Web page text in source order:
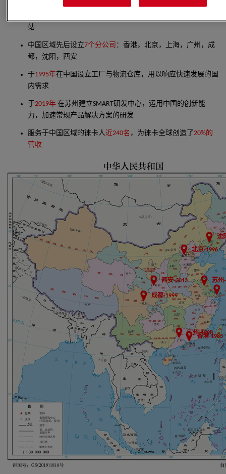
站
中国区域先后设立7个分公司 ：香港，北京，上海，广州，成
都，沈阳，西安
于1995年在中国设立工厂与物流仓库，用以响应快速发展的国
内需求
于2019年 在苏州建立SMART研发中心，运用中国的创新能
力，加速常规产品解决方案的研发
服务于中国区域的徕卡人近240名 ，为徕卡全球创造了 20%的
营收
沈
北京-1996
西安-2013
苏州
成都-1999
广州-1998
香港-1985